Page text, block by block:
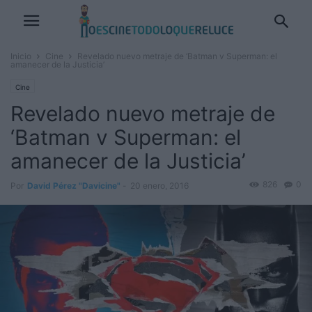
Inicio Cine
Revelado nuevo metraje de ‘Batman v Superman: el
amanecer de la Justicia’
Cine
Revelado nuevo metraje de
‘Batman v Superman: el
amanecer de la Justicia’
Por David Pérez "Davicine" 20 enero, 2016 0
826